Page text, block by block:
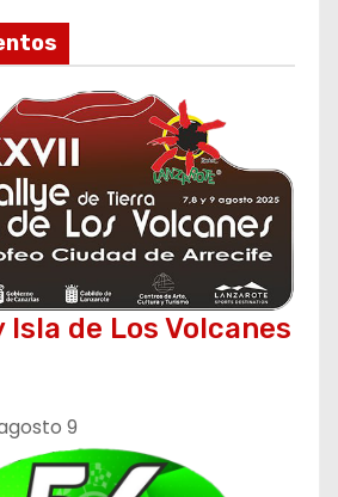
Isla de Los Volcanes
9